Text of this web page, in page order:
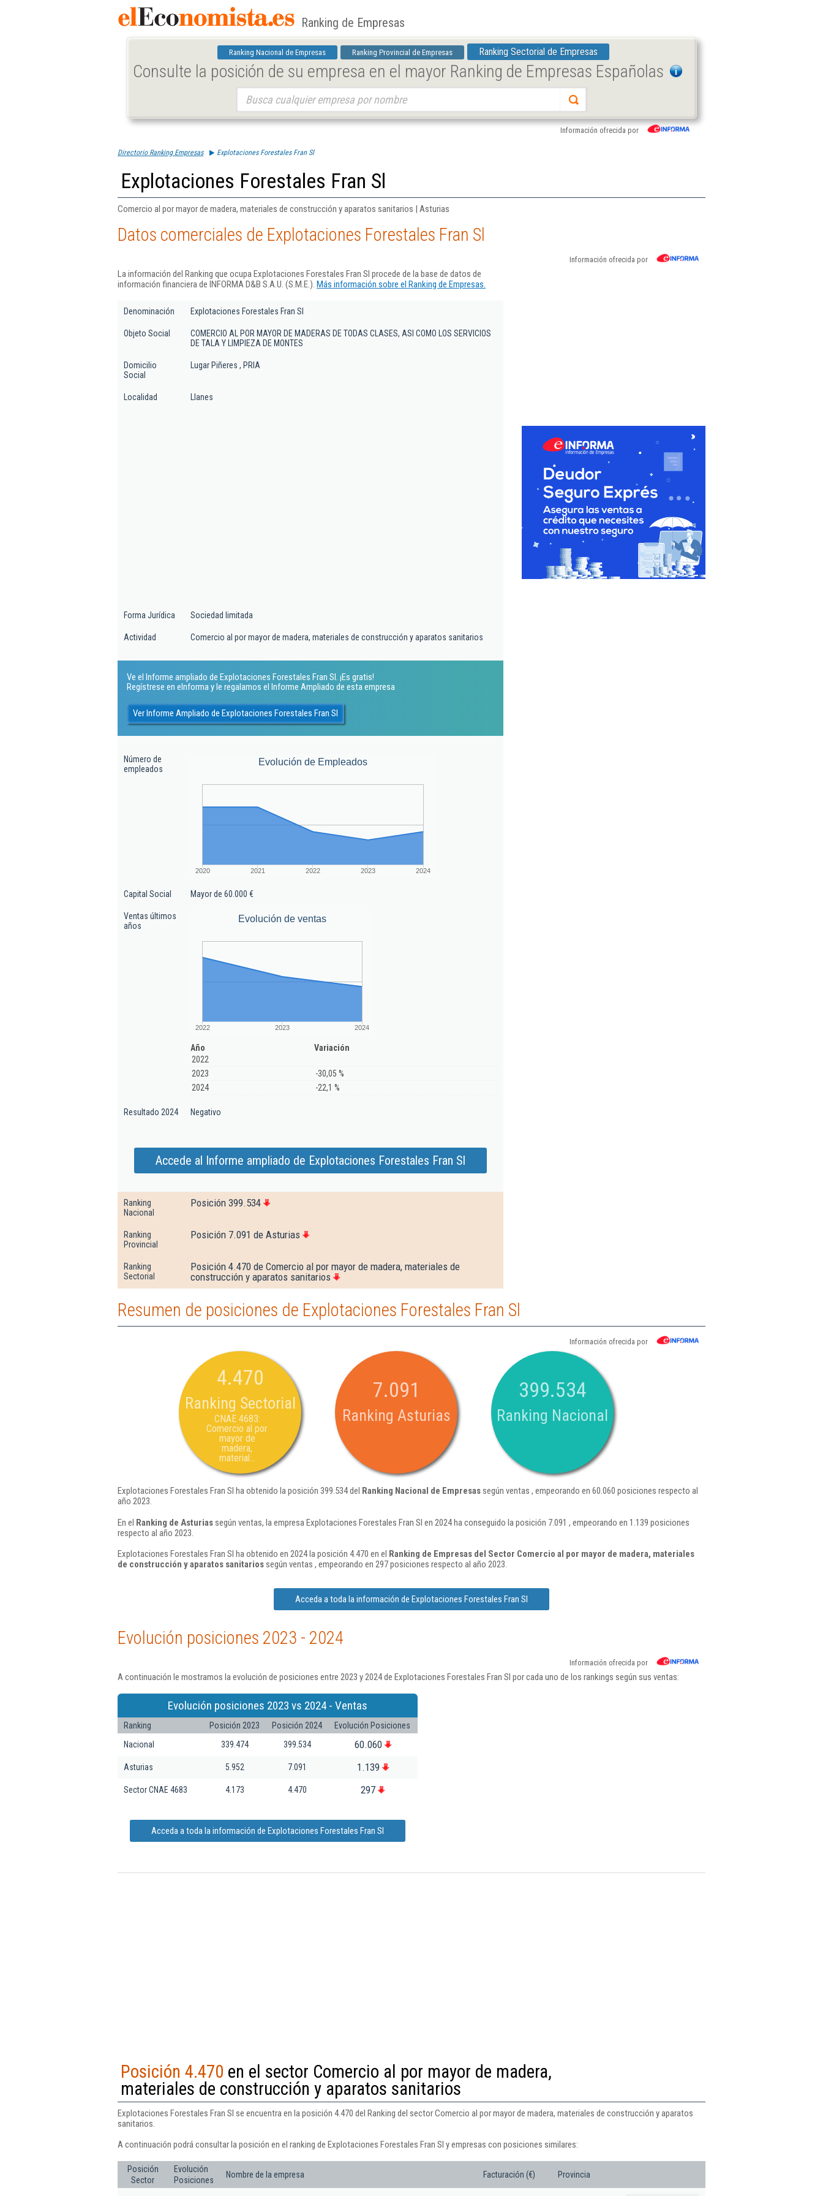
Ranking de Empresas
Ranking Nacional de Empresas Ranking Provincial de Empresas Ranking Sectorial de Empresas
Consulte la posición de su empresa en el mayor Ranking de Empresas Españolas
Información ofrecida por
Directorio Ranking Empresas Explotaciones Forestales Fran Sl
Explotaciones Forestales Fran Sl
Comercio al por mayor de madera, materiales de construcción y aparatos sanitarios | Asturias
Datos comerciales de Explotaciones Forestales Fran Sl
Información ofrecida por
La información del Ranking que ocupa Explotaciones Forestales Fran Sl procede de la base de datos de
información financiera de INFORMA D&B S.A.U. (S.M.E.). Más información sobre el Ranking de Empresas.
Denominación Explotaciones Forestales Fran Sl
Objeto Social
COMERCIO AL POR MAYOR DE MADERAS DE TODAS CLASES, ASI COMO LOS SERVICIOS
DE TALA Y LIMPIEZA DE MONTES
Domicilio
Social
Lugar Piñeres , PRIA
Localidad Llanes
Forma Jurídica Sociedad limitada
Actividad Comercio al por mayor de madera, materiales de construcción y aparatos sanitarios
Ve el Informe ampliado de Explotaciones Forestales Fran Sl. ¡Es gratis!
Regístrese en eInforma y le regalamos el Informe Ampliado de esta empresa
Ver Informe Ampliado de Explotaciones Forestales Fran Sl
Número de
empleados
Evolución de Empleados
2020 2021 2022 2023 2024
Capital Social Mayor de 60.000 €
Ventas últimos
años
Evolución de ventas
2022 2023 2024
Año
Variación
2022
2023
-30,05 %
2024
-22,1 %
Resultado 2024 Negativo
Accede al Informe ampliado de Explotaciones Forestales Fran Sl
Ranking
Nacional
Posición 399.534
Ranking
Provincial
Posición 7.091 de Asturias
Ranking
Sectorial
Posición 4.470 de Comercio al por mayor de madera, materiales de
construcción y aparatos sanitarios
Resumen de posiciones de Explotaciones Forestales Fran Sl
Información ofrecida por
4.470
Ranking Sectorial
CNAE 4683:
Comercio al por
mayor de
madera,
material...
7.091
Ranking Asturias
399.534
Ranking Nacional
Explotaciones Forestales Fran Sl ha obtenido la posición 399.534 del Ranking Nacional de Empresassegún ventas , empeorando en 60.060 posiciones respecto al
año 2023.
En el Ranking de Asturiassegún ventas, la empresa Explotaciones Forestales Fran Sl en 2024 ha conseguido la posición 7.091 , empeorando en 1.139 posiciones
respecto al año 2023.
Explotaciones Forestales Fran Sl ha obtenido en 2024 la posición 4.470 en el Ranking de Empresas del Sector Comercio al por mayor de madera, materiales
de construcción y aparatos sanitariossegún ventas , empeorando en 297 posiciones respecto al año 2023.
Acceda a toda la información de Explotaciones Forestales Fran Sl
Evolución posiciones 2023 - 2024
Información ofrecida por
A continuación le mostramos la evolución de posiciones entre 2023 y 2024 de Explotaciones Forestales Fran Sl por cada uno de los rankings según sus ventas:
Evolución posiciones 2023 vs 2024 - Ventas
Ranking Posición 2023 Posición 2024
Evolución Posiciones
Nacional
339.474 399.534 60.060
Asturias 5.952 7.091 1.139
Sector CNAE 4683 4.173 4.470 297
Acceda a toda la información de Explotaciones Forestales Fran Sl
Posición 4.470 en el sector Comercio al por mayor de madera,
materiales de construcción y aparatos sanitarios
Explotaciones Forestales Fran Sl se encuentra en la posición 4.470 del Ranking del sector Comercio al por mayor de madera, materiales de construcción y aparatos
sanitarios.
A continuación podrá consultar la posición en el ranking de Explotaciones Forestales Fran Sl y empresas con posiciones similares:
Posición
Sector
Evolución
Posiciones
Nombre de la empresa Facturación (€) Provincia